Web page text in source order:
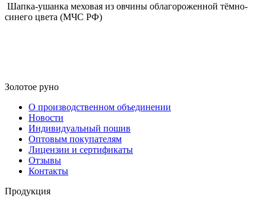
Шапка-ушанка меховая из овчины облагороженной тёмно-
синего цвета (МЧС РФ)
Золотое руно
О производственном объединении
Новости
Индивидуальный пошив
Оптовым покупателям
Лицензии и сертификаты
Отзывы
Контакты
Продукция